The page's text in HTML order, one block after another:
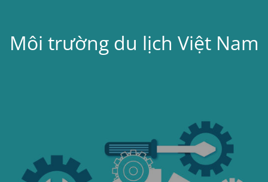
Môi trường du lịch Việt Nam